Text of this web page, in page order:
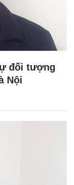
đối tượng
Nội